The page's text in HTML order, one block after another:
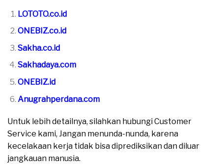
LOTOTO.co.id
ONEBIZ.co.id
Sakha.co.id
Sakhadaya.com
ONEBIZ.id
Anugrahperdana.com
Untuk lebih detailnya, silahkan hubungi Customer
Service kami, Jangan menunda-nunda, karena
kecelakaan kerja tidak bisa diprediksikan dan diluar
jangkauan manusia.